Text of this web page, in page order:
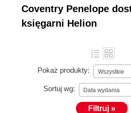
Coventry Penelope
księgarni Helion
Pokaż produkty: Wszystkie
Sortuj wg: Data wydania
Filtruj »